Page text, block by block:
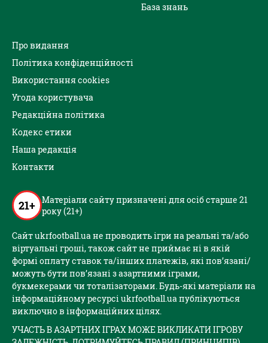
База знань
Про видання
Політика конфіденційності
Використання cookies
Угода користувача
Редакційна політика
Кодекс етики
Наша редакція
Контакти
21+ Матеріали сайту призначені для осіб старше 21
року (21+)
Сайт ukrfootball.ua не проводить ігри на реальні та/або
віртуальні гроші, також сайт не приймає ні в якій
формі оплату ставок та/інших платежів, які пов’язані/
можуть бути пов’язані з азартними іграми,
букмекерами чи тоталізаторами. Будь-які матеріали на
інформаційному ресурсі ukrfootball.ua публікуються
виключно в інформаційних цілях.
УЧАСТЬ В АЗАРТНИХ ІГРАХ МОЖЕ ВИКЛИКАТИ ІГРОВУ